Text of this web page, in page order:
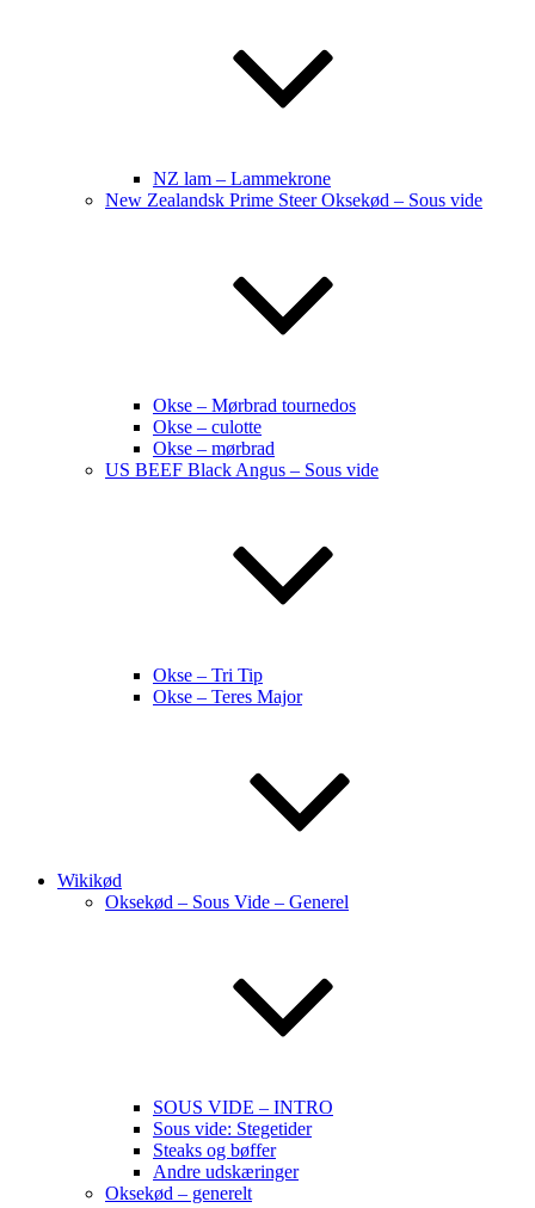
NZ lam – Lammekrone
New Zealandsk Prime Steer Oksekød – Sous vide
Okse – Mørbrad tournedos
Okse – culotte
Okse – mørbrad
US BEEF Black Angus – Sous vide
Okse – Tri Tip
Okse – Teres Major
Wikikød
Oksekød – Sous Vide – Generel
SOUS VIDE – INTRO
Sous vide: Stegetider
Steaks og bøffer
Andre udskæringer
Oksekød – generelt